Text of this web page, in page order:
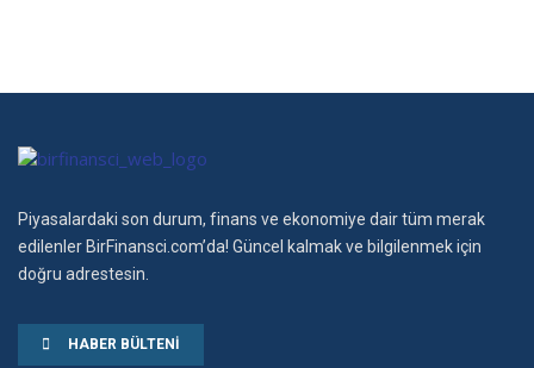
Piyasalardaki son durum, finans ve ekonomiye dair tüm merak
edilenler BirFinansci.com’da! Güncel kalmak ve bilgilenmek için
doğru adrestesin.
HABER BÜLTENI